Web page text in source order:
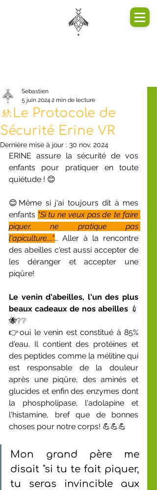
🚸Le Protocole de
Sécurité Erine VR
Sebastien
5 juin 2024 2 min de lecture
Dernière mise à jour : 30 nov. 2024
ERINE assure la sécurité de vos
enfants pour pratiquer en toute
quiétude ! 😊
😊Même si j'ai toujours dit à mes
enfants "Si tu ne veux pas de te faire
piquer, ne pratique pas
l'apiculture...."... Aller à la rencontre
des abeilles c'est aussi accepter de
les déranger et accepter une
piqûre!
Le venin d'abeilles, l'un des plus
beaux cadeaux de nos abeilles 💉
🐝❔❔
👉oui le venin est constitué à 85%
d'eau. Il contient des protéines et
des peptides comme la mélitine qui
est responsable de la douleur
après une piqûre, des aminés et
glucides et enfin des enzymes dont
la phospholipase, l'adolapine et
l'histamine, bref que de bonnes
choses pour notre corps! 💪💪💪
Mon grand père me
disait "si tu te fait piquer,
tu seras invincible aux